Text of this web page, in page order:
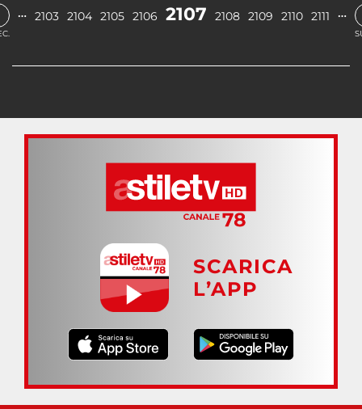
… 2103 2104 2105 2106 2107 2108 2109 2110 2111 …
SCARICA
L’APP